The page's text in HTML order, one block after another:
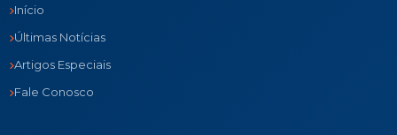
Início
Últimas Notícias
Artigos Especiais
Fale Conosco